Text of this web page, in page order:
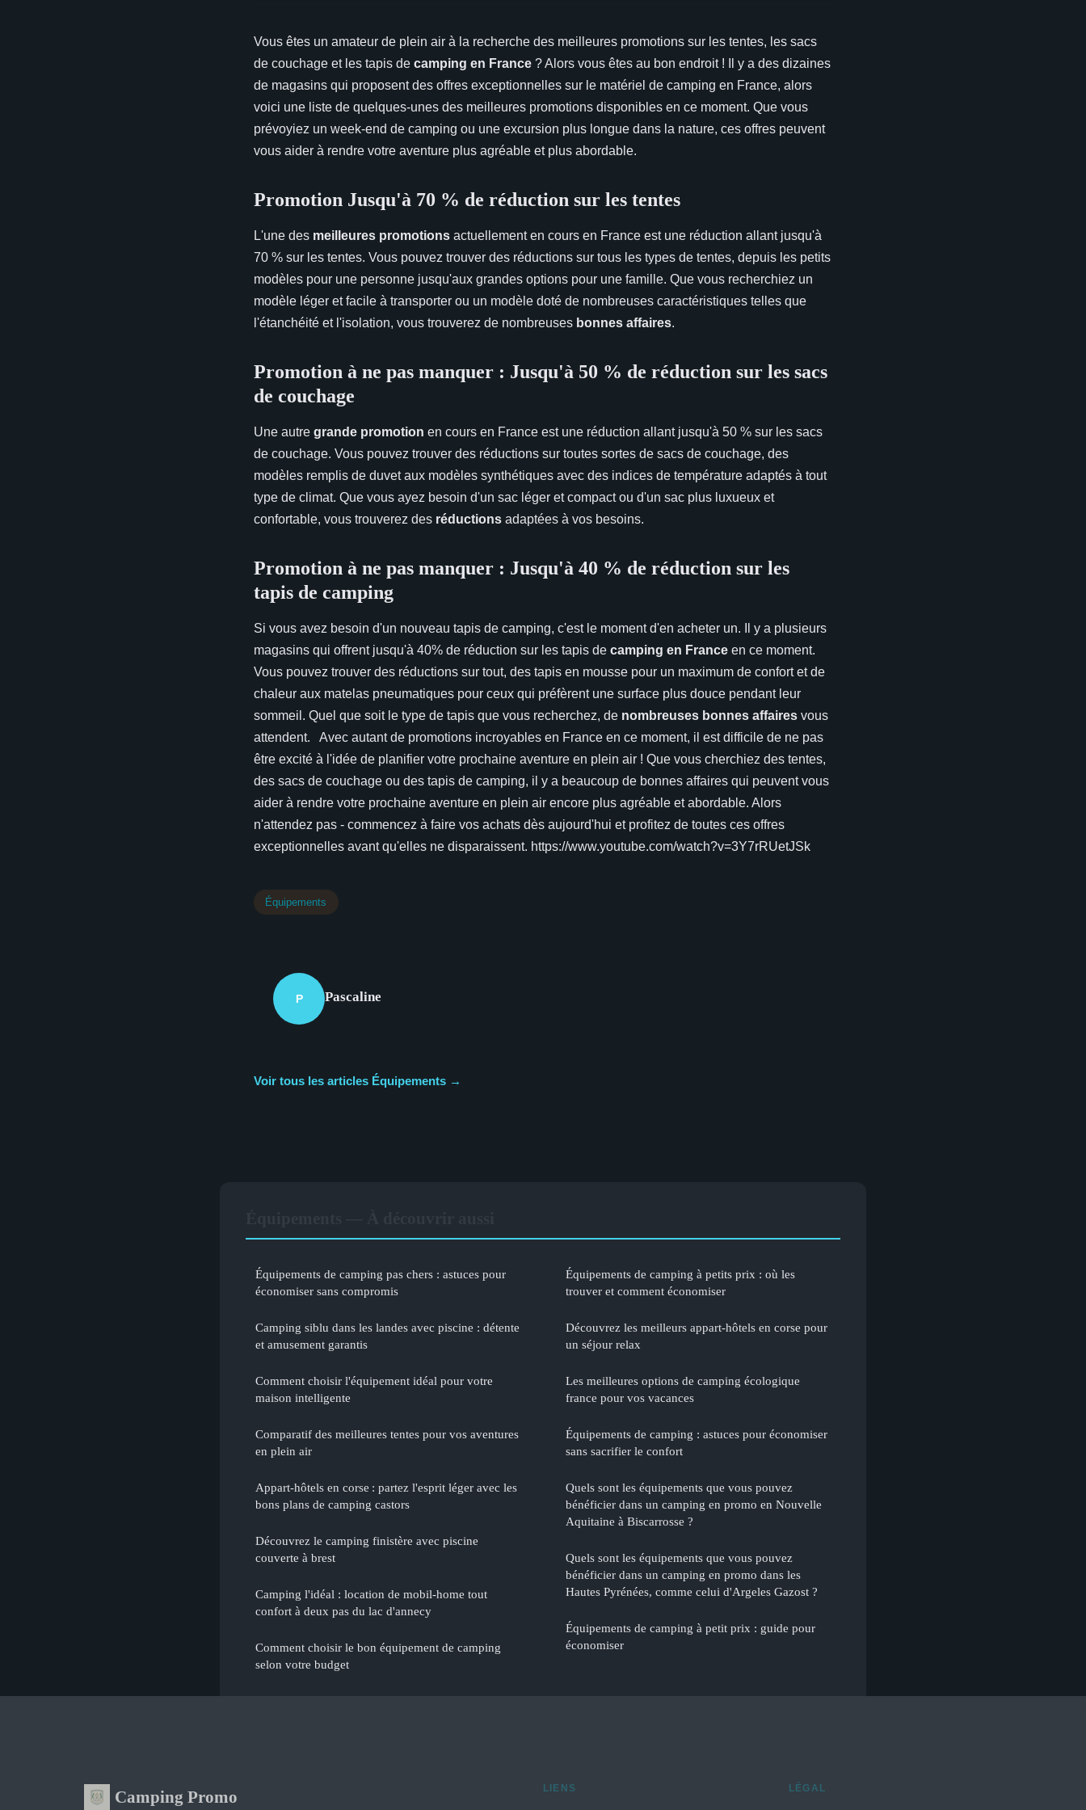
Vous êtes un amateur de plein air à la recherche des meilleures promotions sur les tentes, les sacs
de couchage et les tapis de camping en France ? Alors vous êtes au bon endroit ! Il y a des dizaines
de magasins qui proposent des offres exceptionnelles sur le matériel de camping en France, alors
voici une liste de quelques-unes des meilleures promotions disponibles en ce moment. Que vous
prévoyiez un week-end de camping ou une excursion plus longue dans la nature, ces offres peuvent
vous aider à rendre votre aventure plus agréable et plus abordable.
Promotion Jusqu'à 70 % de réduction sur les tentes
L'une des meilleures promotions actuellement en cours en France est une réduction allant jusqu'à
70 % sur les tentes. Vous pouvez trouver des réductions sur tous les types de tentes, depuis les petits
modèles pour une personne jusqu'aux grandes options pour une famille. Que vous recherchiez un
modèle léger et facile à transporter ou un modèle doté de nombreuses caractéristiques telles que
l'étanchéité et l'isolation, vous trouverez de nombreuses bonnes affaires.
Promotion à ne pas manquer : Jusqu'à 50 % de réduction sur les sacs
de couchage
Une autre grande promotion en cours en France est une réduction allant jusqu'à 50 % sur les sacs
de couchage. Vous pouvez trouver des réductions sur toutes sortes de sacs de couchage, des
modèles remplis de duvet aux modèles synthétiques avec des indices de température adaptés à tout
type de climat. Que vous ayez besoin d'un sac léger et compact ou d'un sac plus luxueux et
confortable, vous trouverez des réductions adaptées à vos besoins.
Promotion à ne pas manquer : Jusqu'à 40 % de réduction sur les
tapis de camping
Si vous avez besoin d'un nouveau tapis de camping, c'est le moment d'en acheter un. Il y a plusieurs
magasins qui offrent jusqu'à 40% de réduction sur les tapis de camping en France en ce moment.
Vous pouvez trouver des réductions sur tout, des tapis en mousse pour un maximum de confort et de
chaleur aux matelas pneumatiques pour ceux qui préfèrent une surface plus douce pendant leur
sommeil. Quel que soit le type de tapis que vous recherchez, de nombreuses bonnes affaires vous
attendent. Avec autant de promotions incroyables en France en ce moment, il est difficile de ne pas
être excité à l'idée de planifier votre prochaine aventure en plein air ! Que vous cherchiez des tentes,
des sacs de couchage ou des tapis de camping, il y a beaucoup de bonnes affaires qui peuvent vous
aider à rendre votre prochaine aventure en plein air encore plus agréable et abordable. Alors
n'attendez pas - commencez à faire vos achats dès aujourd'hui et profitez de toutes ces offres
exceptionnelles avant qu'elles ne disparaissent. https://www.youtube.com/watch?v=3Y7rRUetJSk
Équipements
P Pascaline
Voir tous les articles Équipements →
Équipements de camping pas chers : astuces pour
économiser sans compromis
Camping siblu dans les landes avec piscine : détente
et amusement garantis
Comment choisir l'équipement idéal pour votre
maison intelligente
Comparatif des meilleures tentes pour vos aventures
en plein air
Appart-hôtels en corse : partez l'esprit léger avec les
bons plans de camping castors
Découvrez le camping finistère avec piscine
couverte à brest
Camping l'idéal : location de mobil-home tout
confort à deux pas du lac d'annecy
Comment choisir le bon équipement de camping
selon votre budget
Équipements de camping à petits prix : où les
trouver et comment économiser
Découvrez les meilleurs appart-hôtels en corse pour
un séjour relax
Les meilleures options de camping écologique
france pour vos vacances
Équipements de camping : astuces pour économiser
sans sacrifier le confort
Quels sont les équipements que vous pouvez
bénéficier dans un camping en promo en Nouvelle
Aquitaine à Biscarrosse ?
Quels sont les équipements que vous pouvez
bénéficier dans un camping en promo dans les
Hautes Pyrénées, comme celui d'Argeles Gazost ?
Équipements de camping à petit prix : guide pour
économiser
Camping Promo LIENS LÉGAL